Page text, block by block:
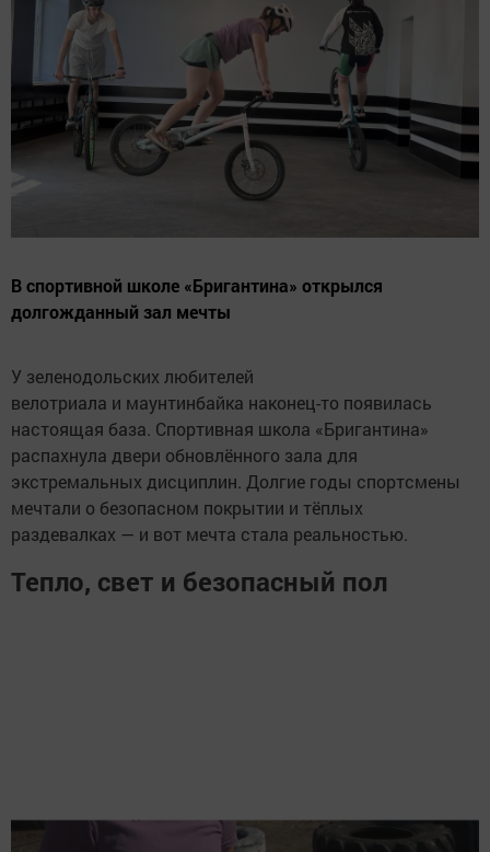
В спортивной школе «Бригантина» открылся
долгожданный зал мечты
У зеленодольских любителей
велотриала и маунтинбайка наконец-то появилась
настоящая база. Спортивная школа «Бригантина»
распахнула двери обновлённого зала для
экстремальных дисциплин. Долгие годы спортсмены
мечтали о безопасном покрытии и тёплых
раздевалках — и вот мечта стала реальностью.
Тепло, свет и безопасный пол